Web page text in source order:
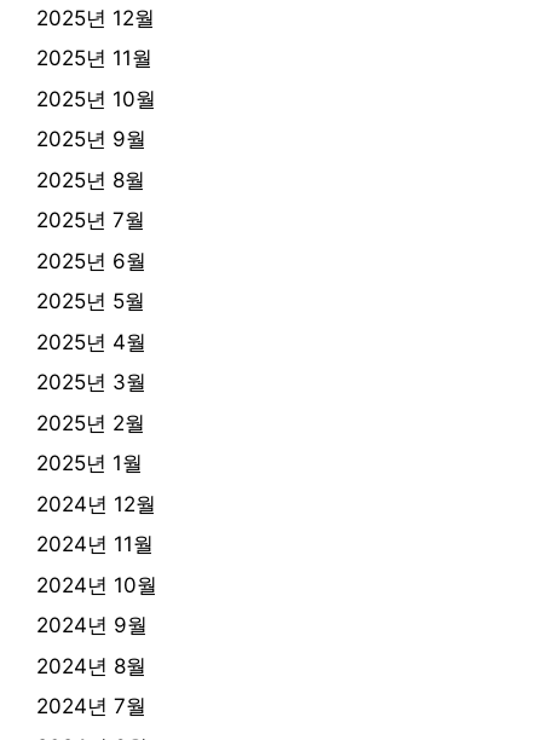
2025년 12월
2025년 11월
2025년 10월
2025년 9월
2025년 8월
2025년 7월
2025년 6월
2025년 5월
2025년 4월
2025년 3월
2025년 2월
2025년 1월
2024년 12월
2024년 11월
2024년 10월
2024년 9월
2024년 8월
2024년 7월